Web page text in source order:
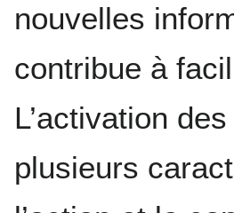
nouvelles
contribue à
L’activation
plusieurs